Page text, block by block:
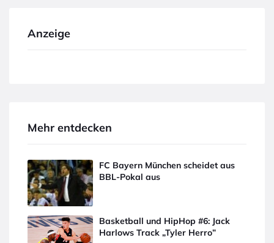
Anzeige
Mehr entdecken
FC Bayern München scheidet aus
BBL-Pokal aus
Basketball und HipHop #6: Jack
Harlows Track „Tyler Herro”